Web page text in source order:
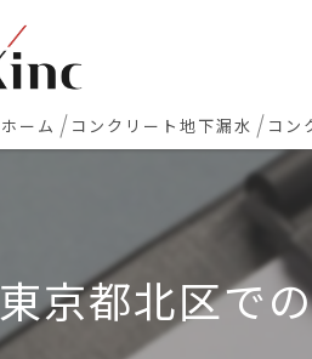
ホーム コンクリート地下漏水
地下・半地下駐車場 漏水
エレベーターピット漏水・止
コン
コ
床
東京都北区で